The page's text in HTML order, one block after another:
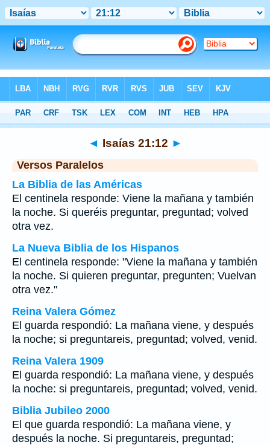
>Isaías > Capítulo 21> Verso 12
◄ Isaías 21:12 ►
Versos Paralelos
La Biblia de las Américas
El centinela responde: Viene la mañana y también
la noche. Si queréis preguntar, preguntad; volved
otra vez.
La Nueva Biblia de los Hispanos
El centinela responde: "Viene la mañana y también
la noche. Si quieren preguntar, pregunten; Vuelvan
otra vez."
Reina Valera Gómez
El guarda respondió: La mañana viene, y después
la noche; si preguntareis, preguntad; volved, venid.
Reina Valera 1909
El guarda respondió: La mañana viene, y después
la noche: si preguntareis, preguntad; volved, venid.
Biblia Jubileo 2000
El que guarda respondió: La mañana viene, y
después la noche. Si preguntareis, preguntad;